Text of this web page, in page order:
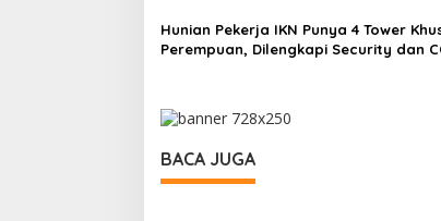
Hunian Pekerja IKN Punya 4 Tower
Perempuan, Dilengkapi Security dan
BACA JUGA